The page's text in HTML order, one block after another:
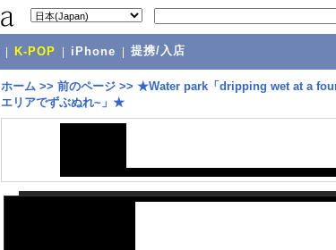
K-POP iPhone 提携/入店
ホーム >> 前のページ >> ★Water park「dripping wet at a
エリアでずぶぬれ~」★